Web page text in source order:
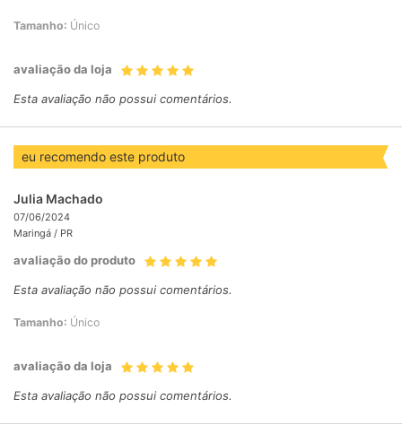
Tamanho: Único
avaliação da loja
Esta avaliação não possui comentários.
eu recomendo este produto
Julia Machado
07/06/2024
Maringá / PR
avaliação do produto
Esta avaliação não possui comentários.
Tamanho: Único
avaliação da loja
Esta avaliação não possui comentários.